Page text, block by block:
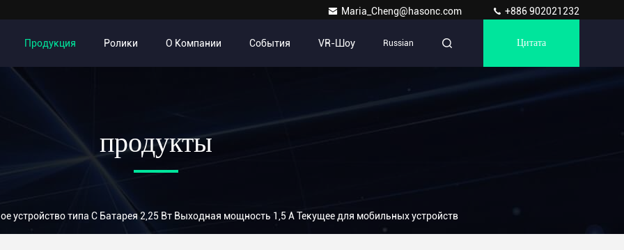
Maria_Cheng@hasonc.com +886 902021232
Продукция Ролики О Компании События VR-Шоу Russian Цитата
продукты
устройство типа С Батарея 2,25 Вт Выходная мощность 1,5 А Текущее для мобильных устройств